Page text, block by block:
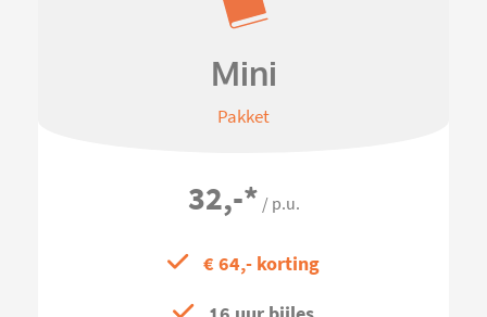
Mini
Pakket
32,-* / p.u.
€ 64,- korting